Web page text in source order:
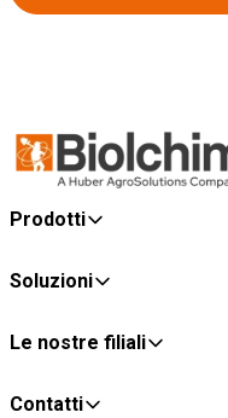
Prodotti
Soluzioni
Le nostre filiali
Contatti